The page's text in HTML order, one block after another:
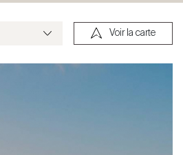
Voir la carte